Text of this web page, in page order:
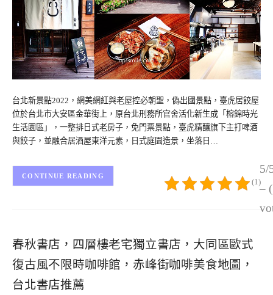
台北新景點2022，網美網紅與老屋控必朝聖，偽出國景點，臺虎居餃屋
位於台北市大安區金華街上，原台北刑務所官舍活化新生成「榕錦時光
生活園區」，一整排日式老房子，免門票景點，臺虎精釀旗下主打啤酒
與餃子，並融合居酒屋東洋元素，日式庭園造景，坐落日…
5/
–
(1)
CONTINUE READING
春秋書店，四層樓老宅獨立書店，大同區歐式
復古風不限時咖啡館，赤峰街咖啡美食地圖，
台北書店推薦